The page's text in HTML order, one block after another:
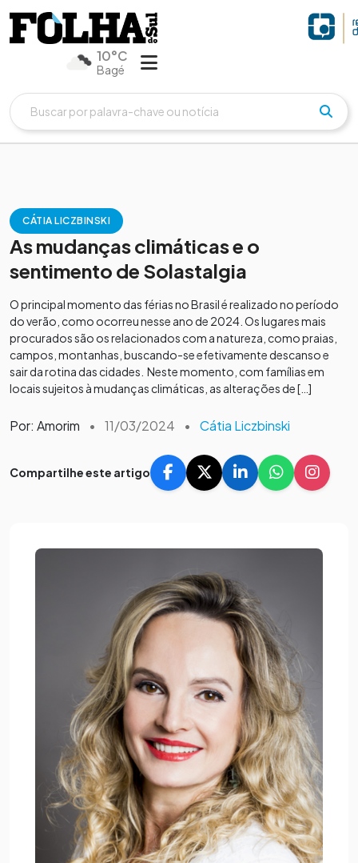
10°C
Bagé
CÁTIA LICZBINSKI
As mudanças climáticas e o
sentimento de Solastalgia
O principal momento das férias no Brasil é realizado no período
do verão, como ocorreu nesse ano de 2024. Os lugares mais
procurados são os relacionados com a natureza, como praias,
campos, montanhas, buscando-se efetivamente descanso e
sair da rotina das cidades. Neste momento, com famílias em
locais sujeitos à mudanças climáticas, as alterações de […]
Por: Amorim • 11/03/2024 • Cátia Liczbinski
Compartilhe este artigo